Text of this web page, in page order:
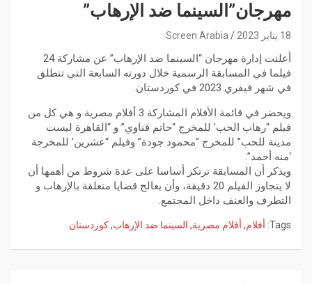
مهرجان”السينما ضد الإرهاب”
18 يناير 2023 Screen Arabia
أعلنت إدارة مهرجان “السينما ضد الإرهاب” عن مشاركة 24
فيلما في المسابقة الرسمية خلال دورته السابعة التي تنطلق
في شهر فيفري 2023 في كوردستان.
ويحضر في قائمة الأفلام المشاركة 3 أفلام مصرية و هي كل من
فيلم “رهاب الحب’ للمخرج “حاتم قناوي” و “القاهرة ليست
مدينة للحب” للمخرج “محمود جودة” وفيلم “عشرين’ للمخرجة
‘منه أحمد”.
ويذكر أن المسابقة ترتكز أساسا على عدة شروط من أهمها أن
لا يتجاوز الفيلم 20 دقيقة، وأن يعالج قضايا متعلقة بالإرهاب و
التطرف والعنف داخل المجتمع.
Tags: أفلام, أفلام مصرية, السينما ضد الإرهاب,كوردستان